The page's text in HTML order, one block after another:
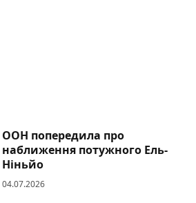
ООН попередила про
наближення потужного Ель-
Ніньйо
04.07.2026